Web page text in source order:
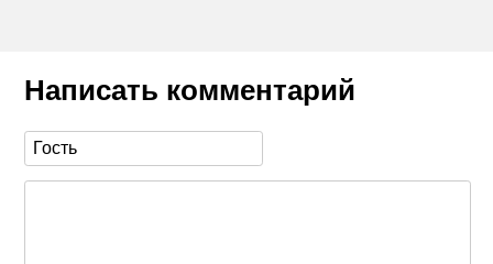
Написать комментарий